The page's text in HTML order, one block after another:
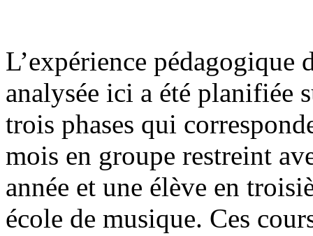
L’expérience
analysée ici a été planifiée
trois phases qui
mois en groupe restreint
année et une élève en
école de musique. Ces